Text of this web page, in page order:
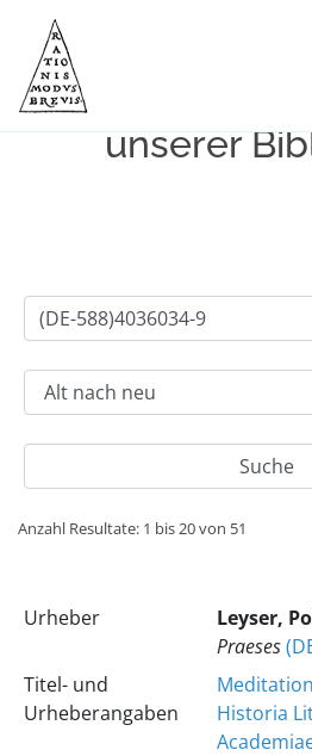
Einfache Suche
unserer
Anzahl Resultate: 1 bis 20 von 51
Urheber Leyser,
Praeses
Titel- und
Urheberangaben
Historia